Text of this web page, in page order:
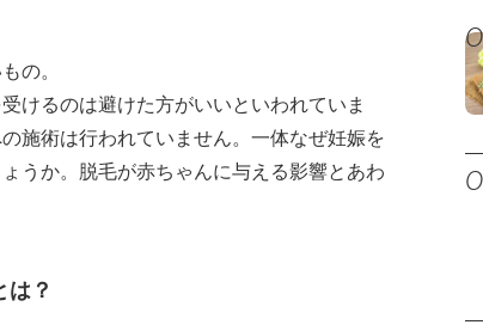
の。
けるのは避けた方がいいといわれていま
施術は行われていません。一体なぜ妊娠を
うか。脱毛が赤ちゃんに与える影響とあわ
？